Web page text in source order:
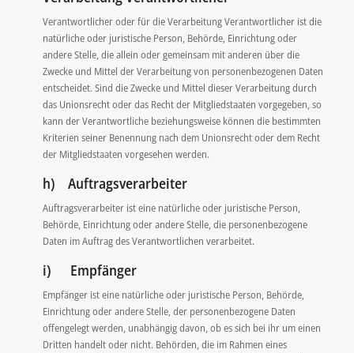
Verantwortlicher oder für die Verarbeitung Verantwortlicher ist die
natürliche oder juristische Person, Behörde, Einrichtung oder
andere Stelle, die allein oder gemeinsam mit anderen über die
Zwecke und Mittel der Verarbeitung von personenbezogenen Daten
entscheidet. Sind die Zwecke und Mittel dieser Verarbeitung durch
das Unionsrecht oder das Recht der Mitgliedstaaten vorgegeben, so
kann der Verantwortliche beziehungsweise können die bestimmten
Kriterien seiner Benennung nach dem Unionsrecht oder dem Recht
der Mitgliedstaaten vorgesehen werden.
h) Auftragsverarbeiter
Auftragsverarbeiter ist eine natürliche oder juristische Person,
Behörde, Einrichtung oder andere Stelle, die personenbezogene
Daten im Auftrag des Verantwortlichen verarbeitet.
i) Empfänger
Empfänger ist eine natürliche oder juristische Person, Behörde,
Einrichtung oder andere Stelle, der personenbezogene Daten
offengelegt werden, unabhängig davon, ob es sich bei ihr um einen
Dritten handelt oder nicht. Behörden, die im Rahmen eines